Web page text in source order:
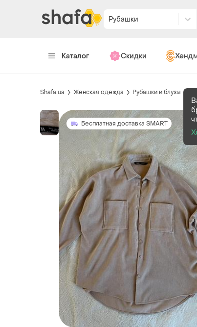
Рубашки
Каталог Скидки
Shafa.ua Женская одежда Рубашки и блузы
Бесплатная доставка SMART